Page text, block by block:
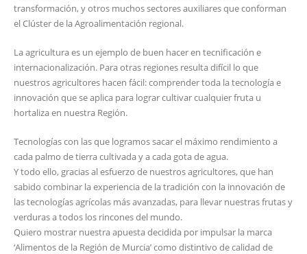
transformación, y otros muchos sectores auxiliares que conforman
el Clúster de la Agroalimentación regional.
La agricultura es un ejemplo de buen hacer en tecnificación e
internacionalización. Para otras regiones resulta difícil lo que
nuestros agricultores hacen fácil: comprender toda la tecnología e
innovación que se aplica para lograr cultivar cualquier fruta u
hortaliza en nuestra Región.
Tecnologías con las que logramos sacar el máximo rendimiento a
cada palmo de tierra cultivada y a cada gota de agua.
Y todo ello, gracias al esfuerzo de nuestros agricultores, que han
sabido combinar la experiencia de la tradición con la innovación de
las tecnologías agrícolas más avanzadas, para llevar nuestras frutas y
verduras a todos los rincones del mundo.
Quiero mostrar nuestra apuesta decidida por impulsar la marca
‘Alimentos de la Región de Murcia’ como distintivo de calidad de